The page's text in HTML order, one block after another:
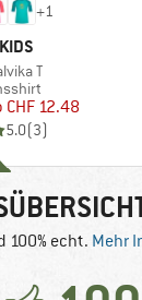
+1
T
Preis
CHF 12.48
5.0(3)
100% echt. Mehr